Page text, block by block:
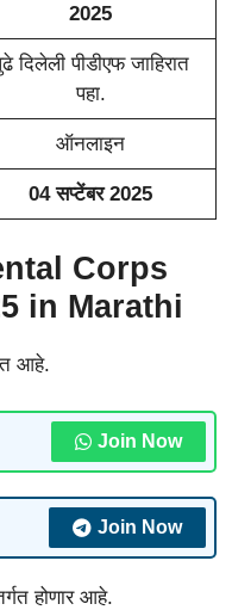
2025
दिलेली पीडीएफ जाहिरात
पहा.
ऑनलाइन
04 सप्टेंबर 2025
Corps
in Marathi
आहे.
Join Now
Join Now
होणार आहे.